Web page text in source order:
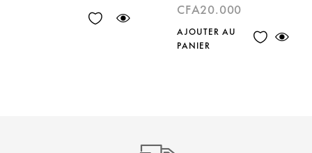
CFA20.000
AJOUTER AU
PANIER